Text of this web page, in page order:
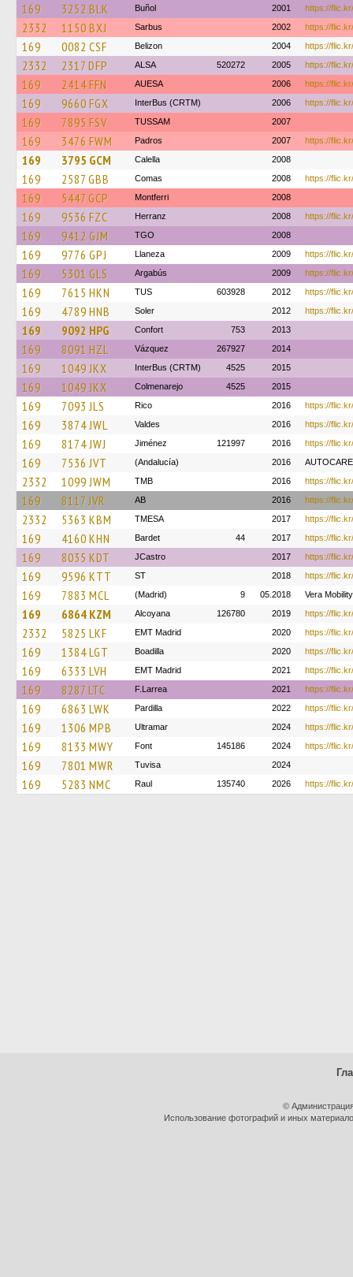
169 3252 BLK Buñol 2001 https://
2332 1150 BXJ Sarbus 2002 https://
169 0082 CSF Belizon 2004 https://
2332 2317 DFP ALSA 520272 2005 https://
169 2414 FFN AUESA 2006 https://
169 9660 FGX InterBus (CRTM) 2006 https://
169 7895 FSV TUSSAM 2007
169 3476 FWM Padros 2007 https://
169 3795 GCM Calella 2008
169 2587 GBB Comas 2008 https://
169 5447 GCP Montferri 2008
169 9536 FZC Herranz 2008 https://
169 9412 GJM TGO 2008
169 9776 GPJ Llaneza 2009 https://
169 5301 GLS Argabús 2009 https://
169 7615 HKN TUS 603928 2012 https://
169 4789 HNB Soler 2012 https://
169 9092 HPG Confort 753 2013
169 8091 HZL Vázquez 267927 2014
169 1049 JKX InterBus (CRTM) 4525 2015
169 1049 JKX Colmenarejo 4525 2015
169 7093 JLS Rico 2016 https://
169 3874 JWL Valdes 2016 https://
169 8174 JWJ Jiménez 121997 2016 https://
169 7536 JVT (Andalucía) 2016
2332 1099 JWM TMB 2016 https://
169 8117 JVR AB 2016 https://
2332 5363 KBM TMESA 2017 https://
169 4160 KHN Bardet 44 2017 https://
169 8035 KDT JCastro 2017 https://
169 9596 KTT ST 2018 https://
169 7883 MCL (Madrid) 9 05.2018 Vera
169 6864 KZM Alcoyana 126780 2019 https://
2332 5825 LKF EMT Madrid 2020 https://
169 1384 LGT Boadilla 2020 https://
169 6333 LVH EMT Madrid 2021 https://
169 8287 LTC F.Larrea 2021 https://
169 6863 LWK Pardilla 2022 https://
169 1306 MPB Ultramar 2024 https://
169 8133 MWY Font 145186 2024 https://
169 7801 MWR Tuvisa 2024
169 5283 NMC Raul 135740 2026 https://
©
Использование фотографий и иных